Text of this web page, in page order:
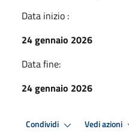
Data inizio :
24 gennaio 2026
Data fine:
24 gennaio 2026
Condividi Vedi azioni